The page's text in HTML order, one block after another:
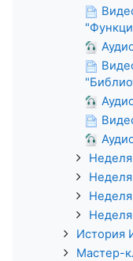
История
Мастер-